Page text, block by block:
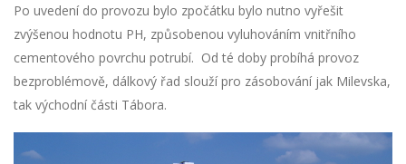
Po uvedení do provozu bylo zpočátku bylo nutno vyřešit
zvýšenou hodnotu PH, způsobenou vyluhováním vnitřního
cementového povrchu potrubí. Od té doby probíhá provoz
bezproblémově, dálkový řad slouží pro zásobování jak Milevska,
tak východní části Tábora.